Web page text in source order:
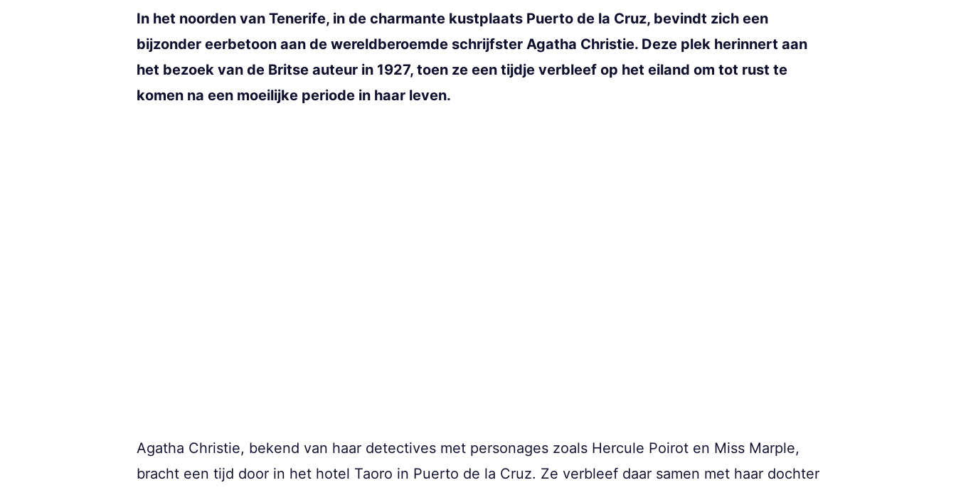
In het noorden van Tenerife, in de charmante kustplaats Puerto de la Cruz, bevindt zich een
bijzonder eerbetoon aan de wereldberoemde schrijfster Agatha Christie. Deze plek herinnert aan
het bezoek van de Britse auteur in 1927, toen ze een tijdje verbleef op het eiland om tot rust te
komen na een moeilijke periode in haar leven.
Agatha Christie, bekend van haar detectives met personages zoals Hercule Poirot en Miss Marple,
bracht een tijd door in het hotel Taoro in Puerto de la Cruz. Ze verbleef daar samen met haar dochter